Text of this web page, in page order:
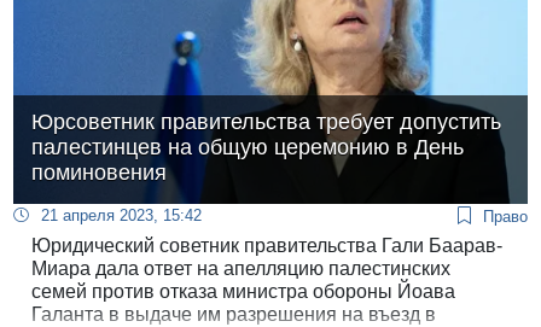
Юрсоветник правительства требует допустить
палестинцев на общую церемонию в День
поминовения
21 апреля 2023, 15:42 Право
Юридический советник правительства Гали Баарав-
Миара дала ответ на апелляцию палестинских
семей против отказа министра обороны Йоава
Галанта в выдаче им разрешения на въезд в